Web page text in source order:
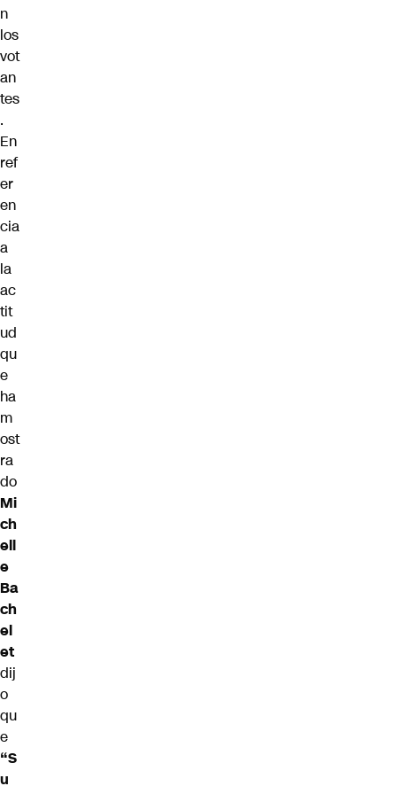
n
los
vot
an
tes
.
En
ref
er
en
cia
a
la
ac
tit
ud
qu
e
ha
m
ost
ra
do
Mi
ch
ell
e
Ba
ch
el
et
dij
o
qu
e
“S
u